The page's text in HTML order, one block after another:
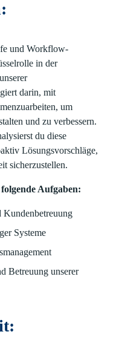
und Workflow-
in der
darin, mit
um
und zu verbessern.
du diese
Lösungsvorschläge,
sicherzustellen.
Aufgaben:
Kundenbetreuung
Systeme
Betreuung unserer